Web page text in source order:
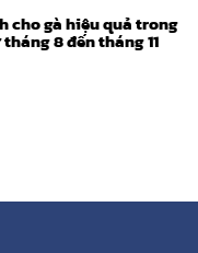
cho gà hiệu quả trong
8 đến tháng 11